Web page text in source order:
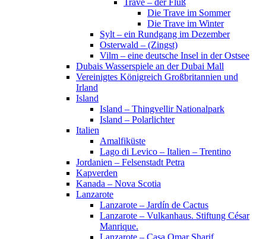
Trave – der Fluß
Die Trave im Sommer
Die Trave im Winter
Sylt – ein Rundgang im Dezember
Osterwald – (Zingst)
Vilm – eine deutsche Insel in der Ostsee
Dubais Wasserspiele an der Dubai Mall
Vereinigtes Königreich Großbritannien und
Irland
Island
Island – Thingvellir Nationalpark
Island – Polarlichter
Italien
Amalfiküste
Lago di Levico – Italien – Trentino
Jordanien – Felsenstadt Petra
Kapverden
Kanada – Nova Scotia
Lanzarote
Lanzarote – Jardín de Cactus
Lanzarote – Vulkanhaus. Stiftung César
Manrique.